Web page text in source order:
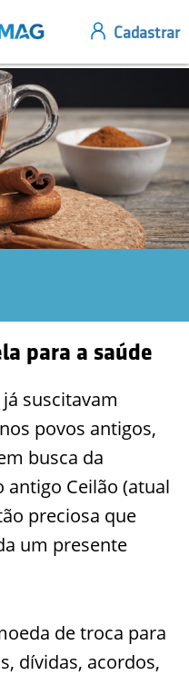
para a saúde
suscitavam
povos antigos,
busca da
antigo Ceilão (atual
preciosa que
um presente
de troca para
dívidas, acordos,